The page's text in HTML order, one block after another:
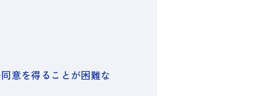
意を得ることが困難な